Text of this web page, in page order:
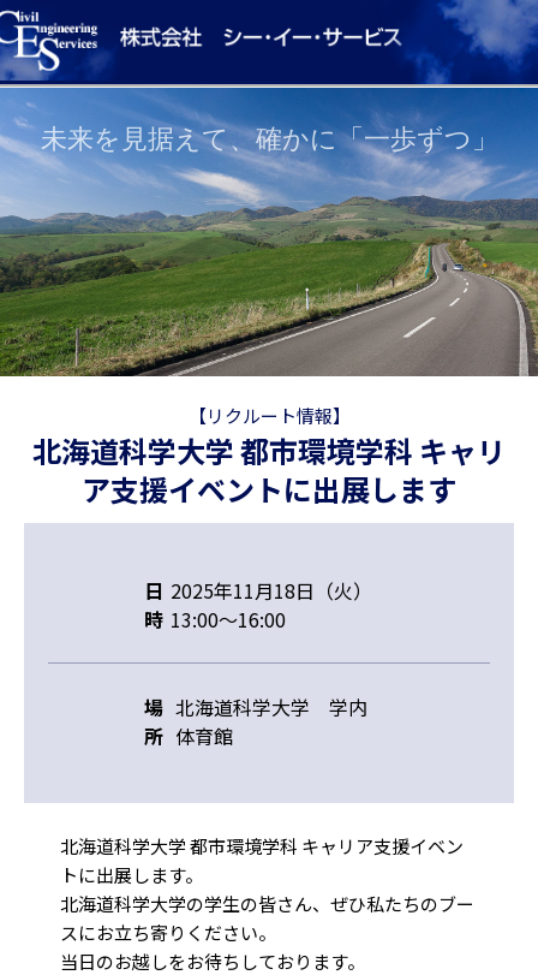
未来を見据えて、確かに「一歩ずつ」
【リクルート情報】
北海道科学大学 都市環境学科 キャリ
ア支援イベントに出展します
日
時
2025年11月18日（火）
13:00～16:00
場
所
北海道科学大学 学内
体育館
北海道科学大学 都市環境学科 キャリア支援イベン
トに出展します。
北海道科学大学の学生の皆さん、ぜひ私たちのブー
スにお立ち寄りください。
当日のお越しをお待ちしております。